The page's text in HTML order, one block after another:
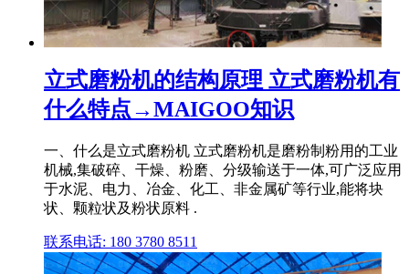
立式磨粉机的结构原理 立式磨粉机有
什么特点→MAIGOO知识
一、什么是立式磨粉机 立式磨粉机是磨粉制粉用的工业
机械,集破碎、干燥、粉磨、分级输送于一体,可广泛应用
于水泥、电力、冶金、化工、非金属矿等行业,能将块
状、颗粒状及粉状原料 .
联系电话: 180 3780 8511